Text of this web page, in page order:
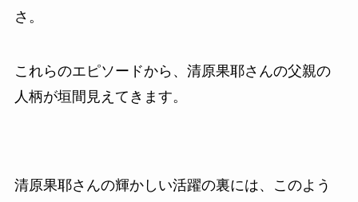
さ。
これらのエピソードから、清原果耶さんの父親の
人柄が垣間見えてきます。
清原果耶さんの輝かしい活躍の裏には、このよう